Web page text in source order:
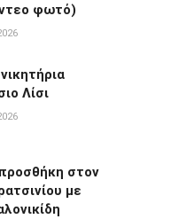
φωτό)
Λίσι
στον
με